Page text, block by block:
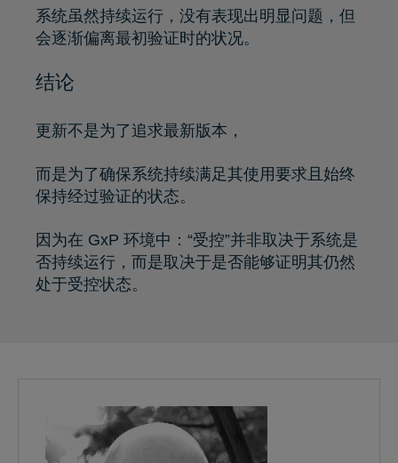
系统虽然持续运行，没有表现出明显问题，但
会逐渐偏离最初验证时的状况。
结论
更新不是为了追求最新版本，
而是为了确保系统持续满足其使用要求且始终
保持经过验证的状态。
因为在 GxP 环境中：“受控”并非取决于系统是
否持续运行，而是取决于是否能够证明其仍然
处于受控状态。